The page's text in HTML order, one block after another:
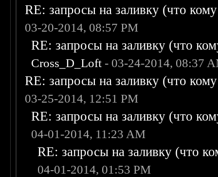
RE: запросы на заливку (что
03-20-2014, 08:57 PM
RE: запросы на заливку (что
Cross_D_Loft - 03-24-2014, 08:37
RE: запросы на заливку (что
03-25-2014, 12:51 PM
RE: запросы на заливку (что
04-01-2014, 11:23 AM
RE: запросы на заливку (что
04-01-2014, 01:53 PM